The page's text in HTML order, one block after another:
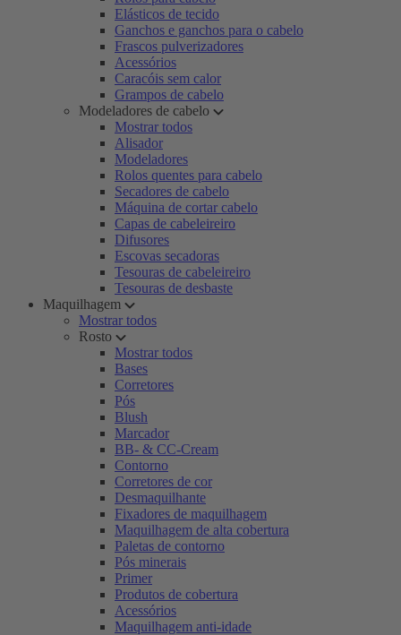
Elásticos de tecido
Ganchos e ganchos para o cabelo
Frascos pulverizadores
Acessórios
Caracóis sem calor
Grampos de cabelo
Modeladores de cabelo
Mostrar todos
Alisador
Modeladores
Rolos quentes para cabelo
Secadores de cabelo
Máquina de cortar cabelo
Capas de cabeleireiro
Difusores
Escovas secadoras
Tesouras de cabeleireiro
Tesouras de desbaste
Maquilhagem
Mostrar todos
Rosto
Mostrar todos
Bases
Corretores
Pós
Blush
Marcador
BB- & CC-Cream
Contorno
Corretores de cor
Desmaquilhante
Fixadores de maquilhagem
Maquilhagem de alta cobertura
Paletas de contorno
Pós minerais
Primer
Produtos de cobertura
Acessórios
Maquilhagem anti-idade